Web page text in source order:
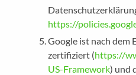
https://
Google ist nach dem
zertifiziert (https://
US-Framework) und